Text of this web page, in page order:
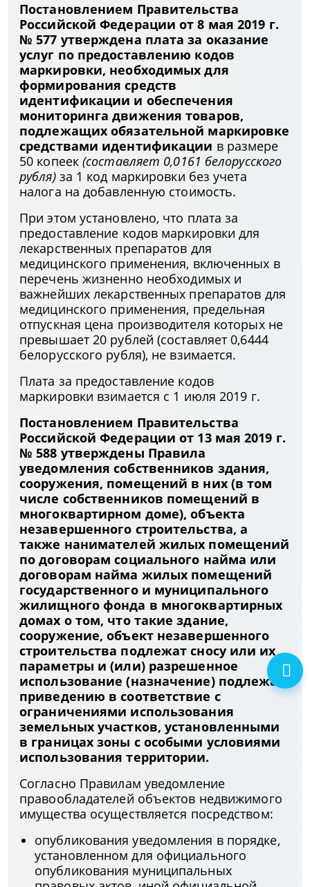
Постановлением Правительства
Российской Федерации от 8 мая 2019 г.
№ 577 утверждена плата за оказание
услуг по предоставлению кодов
маркировки, необходимых для
формирования средств
идентификации и обеспечения
мониторинга движения товаров,
подлежащих обязательной маркировке
средствами идентификации в размере
50 копеек (составляет 0,0161 белорусского
рубля)за 1 код маркировки без учета
налога на добавленную стоимость.
При этом установлено, что плата за
предоставление кодов маркировки для
лекарственных препаратов для
медицинского применения, включенных в
перечень жизненно необходимых и
важнейших лекарственных препаратов для
медицинского применения, предельная
отпускная цена производителя которых не
превышает 20 рублей (составляет 0,6444
белорусского рубля), не взимается.
Плата за предоставление кодов
маркировки взимается с 1 июля 2019 г.
Постановлением Правительства
Российской Федерации от 13 мая 2019 г.
№ 588 утверждены Правила
уведомления собственников здания,
сооружения, помещений в них (в том
числе собственников помещений в
многоквартирном доме), объекта
незавершенного строительства, а
также нанимателей жилых помещений
по договорам социального найма или
договорам найма жилых помещений
государственного и муниципального
жилищного фонда в многоквартирных
домах о том, что такие здание,
сооружение, объект незавершенного
строительства подлежат сносу или их
параметры и (или) разрешенное
использование (назначение) подлежат
приведению в соответствие с
ограничениями использования
земельных участков, установленными
в границах зоны с особыми условиями
использования территории.
Согласно Правилам уведомление
правообладателей объектов недвижимого
имущества осуществляется посредством:
опубликования уведомления в порядке,
установленном для официального
опубликования муниципальных